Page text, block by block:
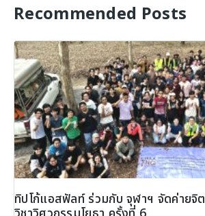
Recommended Posts
ทิปโก้แอสฟัลท์ ร่วมกับ จุฬาฯ จัดค่ายจิ